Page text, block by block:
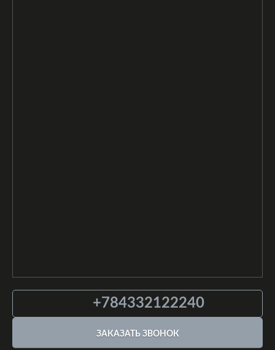
+784332122240
ЗАКАЗАТЬ ЗВОНОК